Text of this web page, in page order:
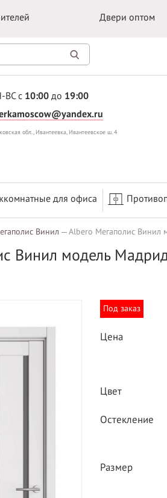
Двери оптом
ВС с 10:00 до 19:00
обл., Ивантеевка, Ивантеевское ш. 4
для офиса
Винил Albero Мегаполис Винил
Двери фабрики
Винил модель
Под заказ
Цена
Цвет
Остекление
Размер